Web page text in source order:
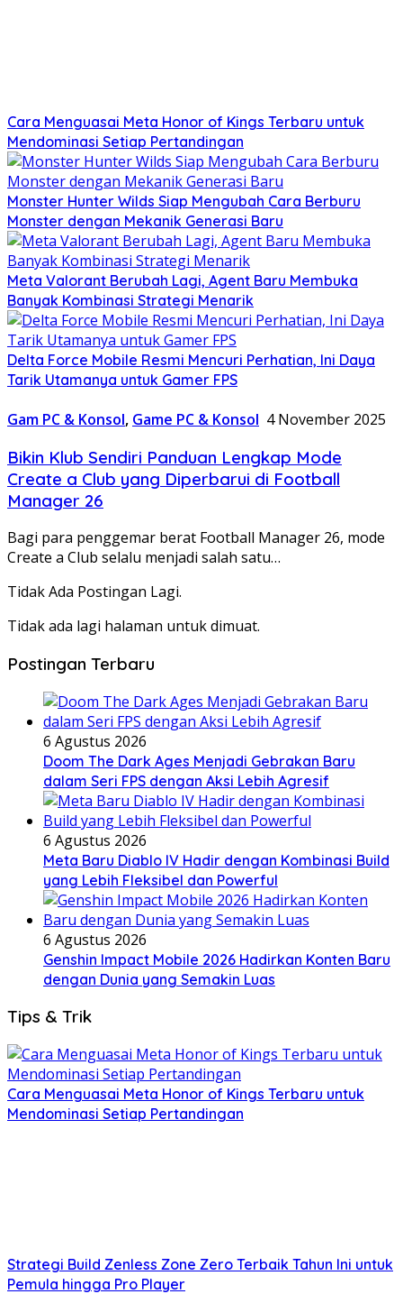
Cara Menguasai Meta Honor of Kings Terbaru untuk
Mendominasi Setiap Pertandingan
Monster Hunter Wilds Siap Mengubah Cara Berburu
Monster dengan Mekanik Generasi Baru
Meta Valorant Berubah Lagi, Agent Baru Membuka
Banyak Kombinasi Strategi Menarik
Delta Force Mobile Resmi Mencuri Perhatian, Ini Daya
Tarik Utamanya untuk Gamer FPS
Gam PC & Konsol, Game PC & Konsol 4 November 2025
Bikin Klub Sendiri Panduan Lengkap Mode
Create a Club yang Diperbarui di Football
Manager 26
Bagi para penggemar berat Football Manager 26, mode
Create a Club selalu menjadi salah satu…
Tidak Ada Postingan Lagi.
Tidak ada lagi halaman untuk dimuat.
Postingan Terbaru
6 Agustus 2026
Doom The Dark Ages Menjadi Gebrakan Baru
dalam Seri FPS dengan Aksi Lebih Agresif
6 Agustus 2026
Meta Baru Diablo IV Hadir dengan Kombinasi Build
yang Lebih Fleksibel dan Powerful
6 Agustus 2026
Genshin Impact Mobile 2026 Hadirkan Konten Baru
dengan Dunia yang Semakin Luas
Tips & Trik
Cara Menguasai Meta Honor of Kings Terbaru untuk
Mendominasi Setiap Pertandingan
Strategi Build Zenless Zone Zero Terbaik Tahun Ini untuk
Pemula hingga Pro Player